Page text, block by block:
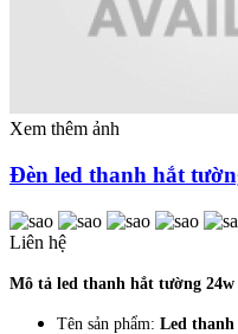
Xem thêm ảnh
Đèn led thanh hắt
Liên hệ
Mô tả led thanh hắt tường 24w
Tên sản phẩm: Led